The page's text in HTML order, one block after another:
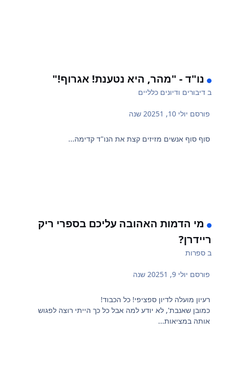
נו"ד - "מהר, היא נטענת! אגרוף!"
בדיבורים ודיונים כלליים
פורסם יולי 10, 2025 1 שנה
סוף סוף אנשים מזיזים קצת את הנו"ד קדימה...
מי הדמות האהובה עליכם בספרי ריק
ריידרן?
בספרות
פורסם יולי 9, 2025 1 שנה
רעיון מועלה לדיון ספציפי! כל הכבוד!
כמובן שאנבת', לא יודע למה אבל כל כך הייתי רוצה לפגוש
אותה במציאות...